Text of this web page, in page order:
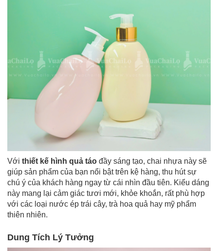
Với thiết kế hình quả táo đầy sáng tạo, chai nhựa này sẽ
giúp sản phẩm của bạn nổi bật trên kệ hàng, thu hút sự
chú ý của khách hàng ngay từ cái nhìn đầu tiên. Kiểu dáng
này mang lại cảm giác tươi mới, khỏe khoắn, rất phù hợp
với các loại nước ép trái cây, trà hoa quả hay mỹ phẩm
thiên nhiên.
Dung Tích Lý Tưởng